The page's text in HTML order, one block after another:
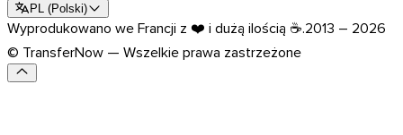
PL (Polski)
Wyprodukowano we Francji z ❤️ i dużą ilością ☕.2013 – 2026
© TransferNow — Wszelkie prawa zastrzeżone